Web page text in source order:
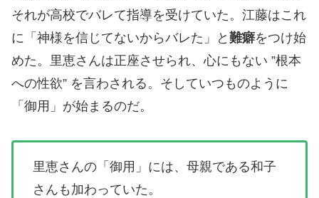
それが高校でバレて指導を受けていた。江藤はこれ
に「神様を信じてないからバレた」と 難癖をつけ始
めた。里恵さんは正座させられ、心にもない ”根本
への性欲” を言わされる。そしていつものように
「御用」が始まるのだ。
里恵さんの「御用」には、母親である和子
さんも加わっていた。